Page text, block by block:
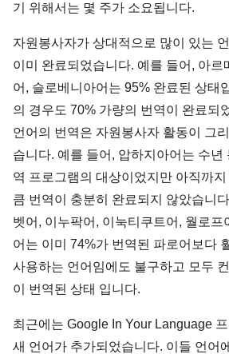
기 위해서는 몇 주가 소요됩니다.
자원봉사자가 상대적으로 많이 있는
이미 완료되었습니다. 예를 들어, 아르
어, 슬로베니아어는 95% 완료된 상태
의 경우도 70% 가량의 번역이 완료되
언어의 번역은 자원봉사자 활동이 그
습니다. 예를 들어, 압하지아어는 수년
역 프로그램의 대상이었지만 아직까
큼 번역이 충분히 완료되지 않았습니
벳어, 이누팍어, 이눅티쿠트어, 월로프
어는 이미 74%가 번역된 파로어보다
사용하는 언어임에도 불구하고 모두
이 번역된 상태 입니다.
최근에는 Google In Your Language
새 언어가 추가되었습니다. 이들 언어